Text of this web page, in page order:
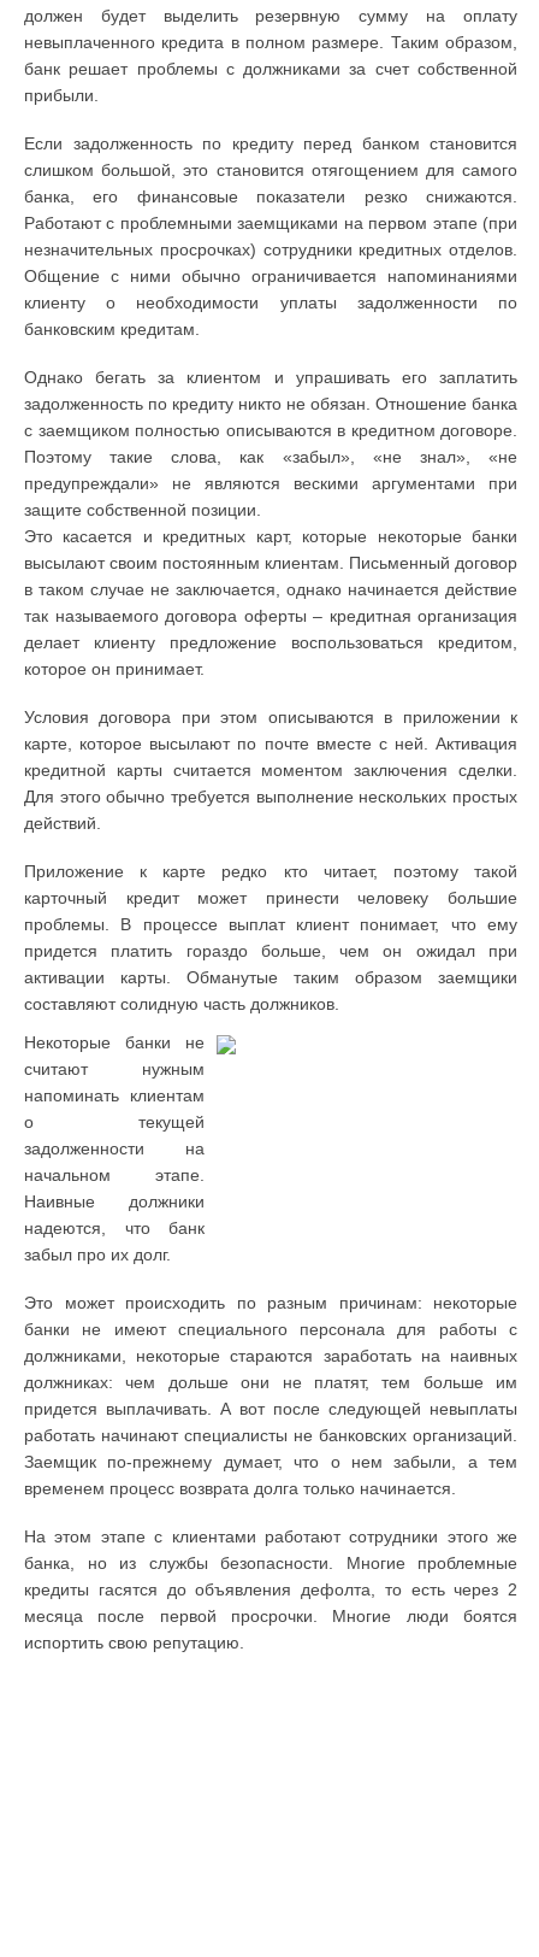
должен будет выделить резервную сумму на оплату
невыплаченного кредита в полном размере. Таким образом,
банк решает проблемы с должниками за счет собственной
прибыли.
Если задолженность по кредиту перед банком становится
слишком большой, это становится отягощением для самого
банка, его финансовые показатели резко снижаются.
Работают с проблемными заемщиками на первом этапе (при
незначительных просрочках) сотрудники кредитных отделов.
Общение с ними обычно ограничивается напоминаниями
клиенту о необходимости уплаты задолженности по
банковским кредитам.
Однако бегать за клиентом и упрашивать его заплатить
задолженность по кредиту никто не обязан. Отношение банка
с заемщиком полностью описываются в кредитном договоре.
Поэтому такие слова, как «забыл», «не знал», «не
предупреждали» не являются вескими аргументами при
защите собственной позиции.
Это касается и кредитных карт, которые некоторые банки
высылают своим постоянным клиентам. Письменный договор
в таком случае не заключается, однако начинается действие
так называемого договора оферты – кредитная организация
делает клиенту предложение воспользоваться кредитом,
которое он принимает.
Условия договора при этом описываются в приложении к
карте, которое высылают по почте вместе с ней. Активация
кредитной карты считается моментом заключения сделки.
Для этого обычно требуется выполнение нескольких простых
действий.
Приложение к карте редко кто читает, поэтому такой
карточный кредит может принести человеку большие
проблемы. В процессе выплат клиент понимает, что ему
придется платить гораздо больше, чем он ожидал при
активации карты. Обманутые таким образом заемщики
составляют солидную часть должников.
Некоторые банки не
считают нужным
напоминать клиентам
о текущей
задолженности на
начальном этапе.
Наивные должники
надеются, что банк
забыл про их долг.
Это может происходить по разным причинам: некоторые
банки не имеют специального персонала для работы с
должниками, некоторые стараются заработать на наивных
должниках: чем дольше они не платят, тем больше им
придется выплачивать. А вот после следующей невыплаты
работать начинают специалисты не банковских организаций.
Заемщик по-прежнему думает, что о нем забыли, а тем
временем процесс возврата долга только начинается.
На этом этапе с клиентами работают сотрудники этого же
банка, но из службы безопасности. Многие проблемные
кредиты гасятся до объявления дефолта, то есть через 2
месяца после первой просрочки. Многие люди боятся
испортить свою репутацию.